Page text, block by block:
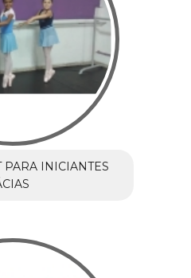
INICIANTES